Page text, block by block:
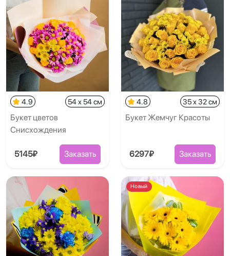
4.9 54 x 54 см
Букет цветов
Снисхождения
5145₽ Заказать
4.8 35 x 32 см
Букет Жемчуг Красоты
6297₽ Заказать
Новый